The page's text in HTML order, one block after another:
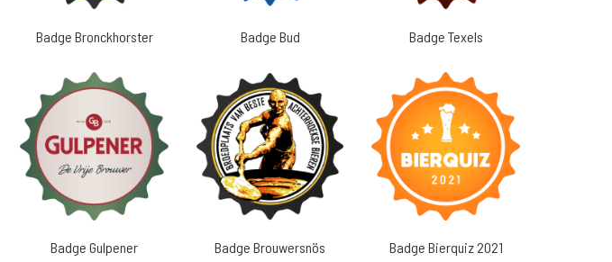
Badge Bronckhorster Badge Bud Badge Texels
Badge Gulpener Badge Brouwersnös Badge Bierquiz 2021